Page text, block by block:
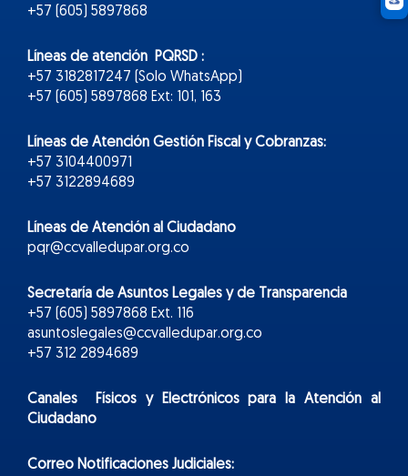
+57 (605) 5897868
Líneas de atención PQRSD :
+57 3182817247 (Solo WhatsApp)
+57 (605) 5897868 Ext: 101, 163
Líneas de Atención Gestión Fiscal y Cobranzas:
+57 3104400971
+57 3122894689
Líneas de Atención al Ciudadano
pqr@ccvalledupar.org.co
Secretaría de Asuntos Legales y de Transparencia
+57 (605) 5897868 Ext. 116
asuntoslegales@ccvalledupar.org.co
+57 312 2894689
Canales Físicos yElectrónicospara la Atención al
Ciudadano
Correo Notificaciones Judiciales: